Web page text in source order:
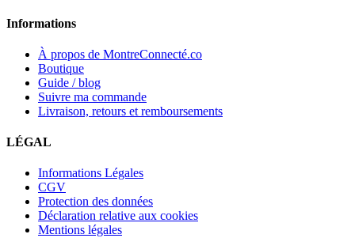
Informations
À propos de MontreConnecté.co
Boutique
Guide / blog
Suivre ma commande
Livraison, retours et remboursements
LÉGAL
Informations Légales
CGV
Protection des données
Déclaration relative aux cookies
Mentions légales